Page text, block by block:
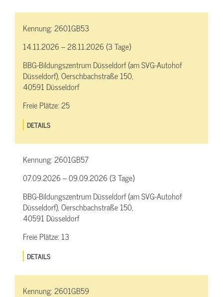
Kennung:2601GB53
14.11.2026 – 28.11.2026 (3 Tage)
BBG-Bildungszentrum Düsseldorf (am SVG-Autohof
Düsseldorf), Oerschbachstraße 150,
40591 Düsseldorf
Freie Plätze:25
DETAILS
Kennung:2601GB57
07.09.2026 – 09.09.2026 (3 Tage)
BBG-Bildungszentrum Düsseldorf (am SVG-Autohof
Düsseldorf), Oerschbachstraße 150,
40591 Düsseldorf
Freie Plätze: 13
DETAILS
Kennung:2601GB59